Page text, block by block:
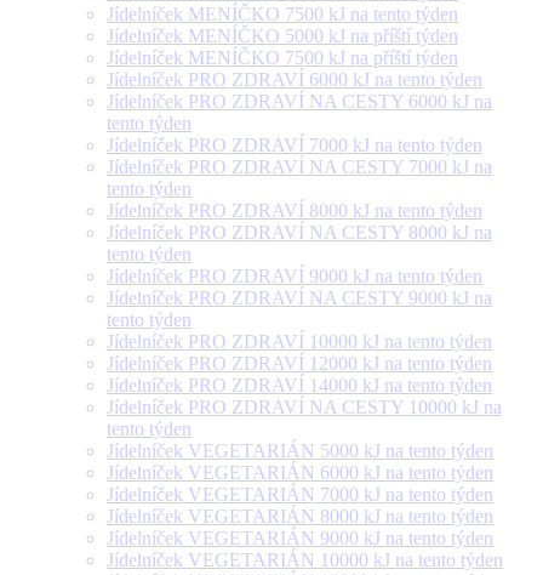
Jídelníček MENÍČKO 7500 kJ na tento týden
Jídelníček MENÍČKO 5000 kJ na příští týden
Jídelníček MENÍČKO 7500 kJ na příští týden
Jídelníček PRO ZDRAVÍ 6000 kJ na tento týden
Jídelníček PRO ZDRAVÍ NA CESTY 6000 kJ na
tento týden
Jídelníček PRO ZDRAVÍ 7000 kJ na tento týden
Jídelníček PRO ZDRAVÍ NA CESTY 7000 kJ na
tento týden
Jídelníček PRO ZDRAVÍ 8000 kJ na tento týden
Jídelníček PRO ZDRAVÍ NA CESTY 8000 kJ na
tento týden
Jídelníček PRO ZDRAVÍ 9000 kJ na tento týden
Jídelníček PRO ZDRAVÍ NA CESTY 9000 kJ na
tento týden
Jídelníček PRO ZDRAVÍ 10000 kJ na tento týden
Jídelníček PRO ZDRAVÍ 12000 kJ na tento týden
Jídelníček PRO ZDRAVÍ 14000 kJ na tento týden
Jídelníček PRO ZDRAVÍ NA CESTY 10000 kJ na
tento týden
Jídelníček VEGETARIÁN 5000 kJ na tento týden
Jídelníček VEGETARIÁN 6000 kJ na tento týden
Jídelníček VEGETARIÁN 7000 kJ na tento týden
Jídelníček VEGETARIÁN 8000 kJ na tento týden
Jídelníček VEGETARIÁN 9000 kJ na tento týden
Jídelníček VEGETARIÁN 10000 kJ na tento týden